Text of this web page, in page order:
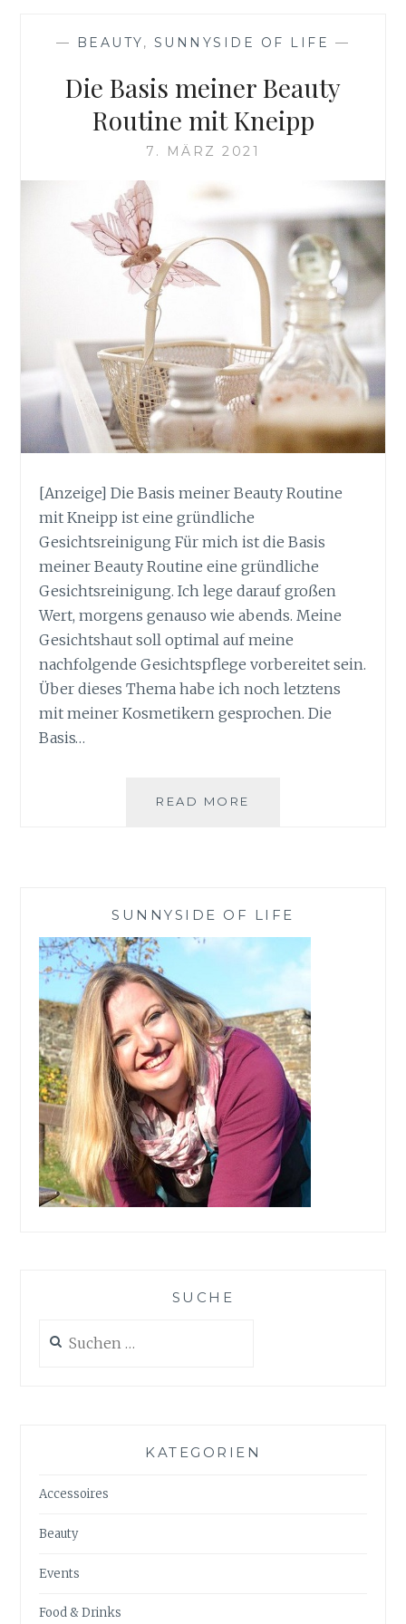
— BEAUTY, SUNNYSIDE OF LIFE —
Die Basis meiner Beauty
Routine mit Kneipp
7. MÄRZ 2021
[Anzeige] Die Basis meiner Beauty Routine
mit Kneipp ist eine gründliche
Gesichtsreinigung Für mich ist die Basis
meiner Beauty Routine eine gründliche
Gesichtsreinigung. Ich lege darauf großen
Wert, morgens genauso wie abends. Meine
Gesichtshaut soll optimal auf meine
nachfolgende Gesichtspflege vorbereitet sein.
Über dieses Thema habe ich noch letztens
mit meiner Kosmetikern gesprochen. Die
Basis…
READ MORE
KNEIPP
SUNNYSIDE OF LIFE
SUCHE
nach:
KATEGORIEN
Accessoires
Beauty
Events
Food & Drinks